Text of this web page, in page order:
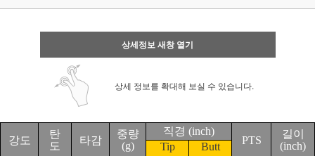
상세정보 새창 열기
상세 정보를 확대해 보실 수 있습니다.
강도
탄
도
타감
중량
(g)
직경 (inch)
PTS
길이
(inch)
Tip
Butt